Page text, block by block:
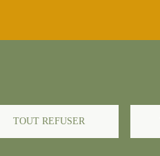
TOUT REFUSER